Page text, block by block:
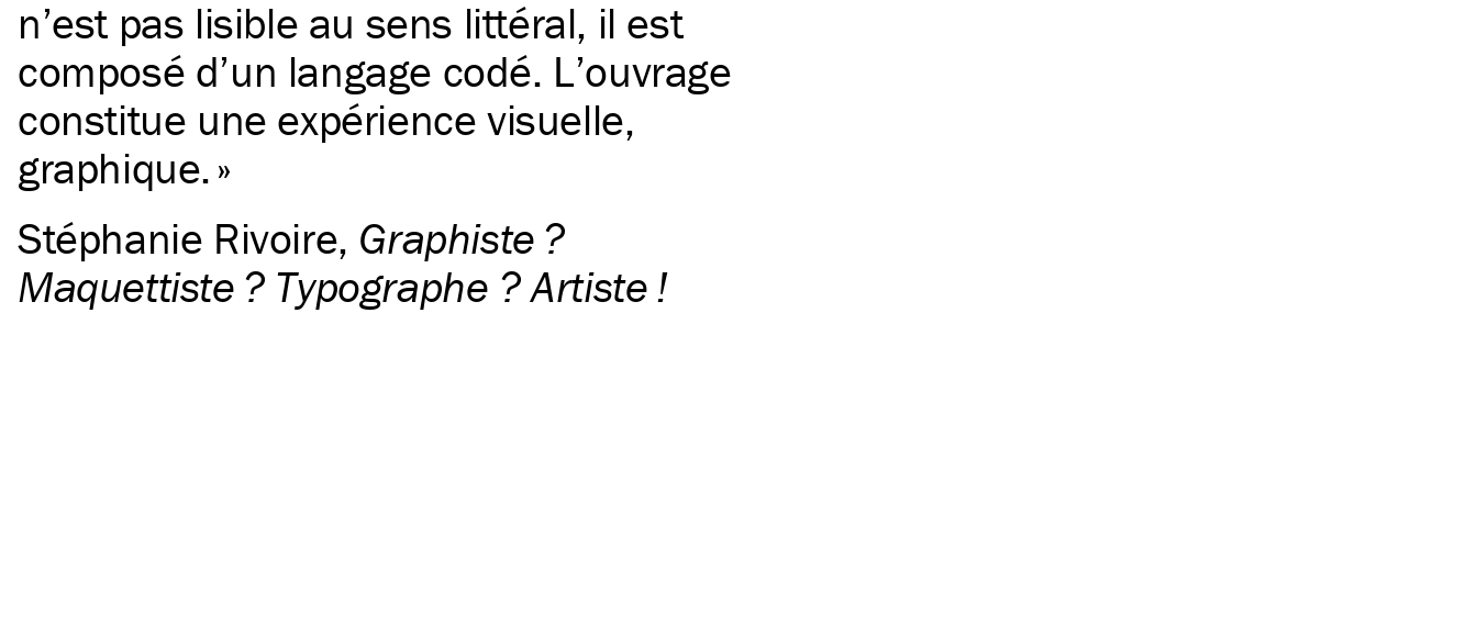
n’est pas lisible au sens littéral, il est
composé d’un langage codé. L’ouvrage
constitue une expérience visuelle,
graphique.
Stéphanie Rivoire, Graphiste ?
Maquettiste ? Typographe ? Artiste !